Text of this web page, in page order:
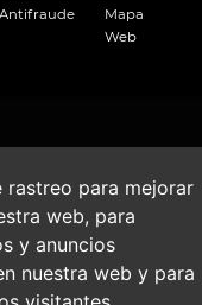
rastreo para mejorar
web, para
y anuncios
nuestra web y para
Mapa
Web